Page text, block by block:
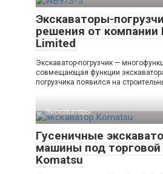
Экскаваторы-
решения от компании
Limited
Экскаватор-погрузчик —
совмещающая функции
погрузчика появился на
Экскаваторы
Гусеничные
машины под торговой
Komatsu